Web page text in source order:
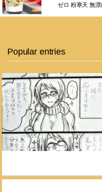
ゼロ 粉寒天 無
Popular entries